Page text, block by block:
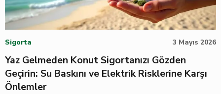
Sigorta 3 Mayıs 2026
Yaz Gelmeden Konut Sigortanızı Gözden
Geçirin: Su Baskını ve Elektrik Risklerine Karşı
Önlemler